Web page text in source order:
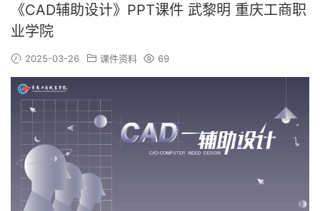
《CAD辅助设计》PPT课件 武黎明 重庆工商职
业学院
2025-03-26 课件资料 69